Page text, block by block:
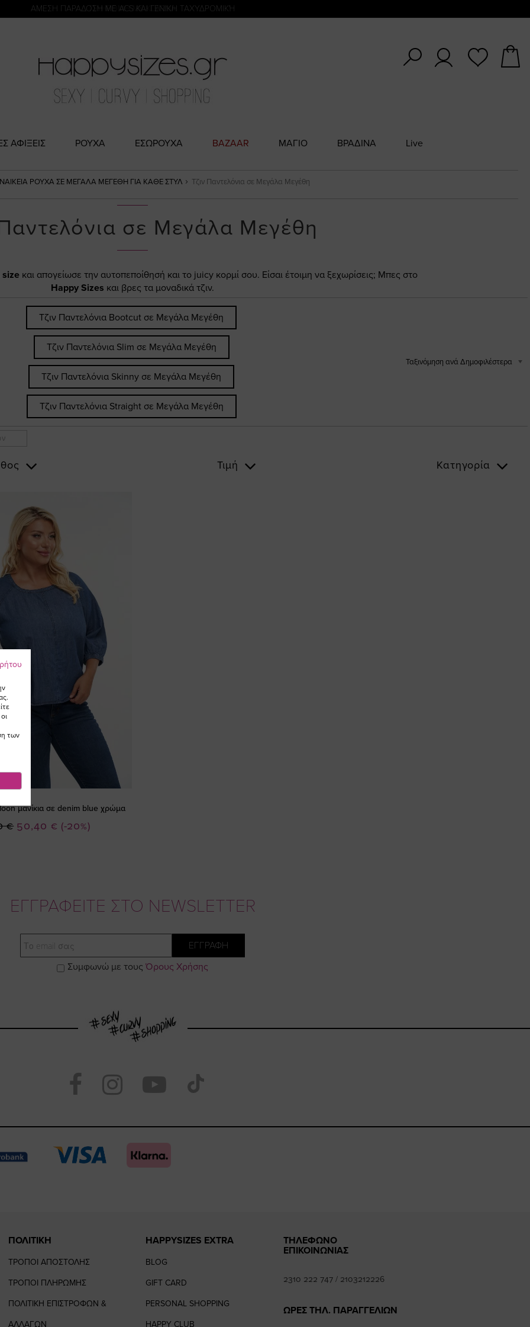
ΠΛΗΡΩΜΗ ΜΕ KLARNA
ΑΜΕΣΗ ΠΑΡΑΔΟΣΗ ΜΕ ACS ΚΑΙ ΓΕΝΙΚΗ ΤΑΧΥΔΡΟΜΙΚΉ
ΑΦΙΞΕΙΣ ΡΟΥΧΑ ΕΣΩΡΟΥΧΑ BAZAAR ΜΑΓΙΟ ΒΡΑΔΙΝΑ Live
ΡΟΎΧΑ ΣΕ ΜΕΓΆΛΑ ΜΕΓΈΘΗ ΓΙΑ ΚΆΘΕ ΣΤΥΛ Τζιν Παντελόνια σε Μεγάλα Μεγέθη
σε Μεγάλα Μεγέθη
size και απογείωσε την αυτοπεποίθησή και το juicy κορμί σου. Είσαι έτοιμη να ξεχωρίσεις; Μπες στο
Happy Sizes και βρες τα μοναδικά τζιν.
Τζιν Παντελόνια Bootcut σε Μεγάλα Μεγέθη
Τζιν Παντελόνια Slim σε Μεγάλα Μεγέθη
Τζιν Παντελόνια Skinny σε Μεγάλα Μεγέθη
Τζιν Παντελόνια Straight σε Μεγάλα Μεγέθη
Ταξινόμηση ανά Δημοφιλέστερα
Τιμή Κατηγορία
μανίκια σε denim blue χρώμα
(-20%)
Ειδική
50,40 €
€
ΕΓΓΡΑΦΕΙΤΕ ΣΤΟ NEWSLETTER
Email
ΕΓΓΡΑΦΗ
Συμφωνώ με τους Όρους Χρήσης
Visit
https://www.facebook.com/happysizes/
page
Visit
https://www.instagram.com/
page
Visit
https://www.youtube.com/user/
feature=mhee
our
ΠΟΛΙΤΙΚΗ
ΤΡΟΠΟΙ ΑΠΟΣΤΟΛΗΣ
ΤΡΟΠΟΙ ΠΛΗΡΩΜΗΣ
ΠΟΛΙΤΙΚΗ ΕΠΙΣΤΡΟΦΩΝ &
ΑΛΛΑΓΩΝ
HAPPYSIZES EXTRA
BLOG
GIFT CARD
PERSONAL SHOPPING
HAPPY CLUB
ΤΗΛΕΦΩΝΟ
ΕΠΙΚΟΙΝΩΝΙΑΣ
2310 222 747 / 2103212226
ΩΡΕΣ ΤΗΛ. ΠΑΡΑΓΓΕΛΙΩΝ
των